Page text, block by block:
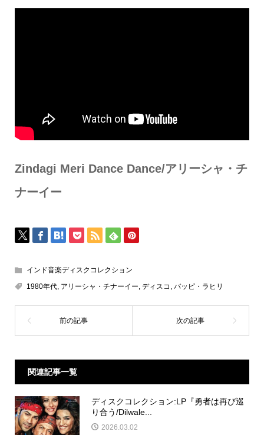
Zindagi Meri Dance Dance/アリーシャ・チ
ナーイー
インド音楽ディスクコレクション
1980年代, アリーシャ・チナーイー ディスコ バッピ・ラヒリ
関連記事一覧
ディスクコレクション:LP『勇者は再び巡
り合う/Dilwale...
2026.03.02